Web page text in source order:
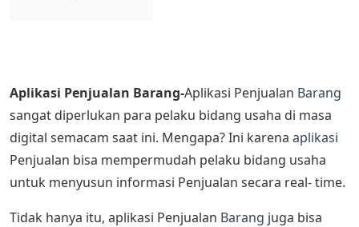
Aplikasi Penjualan Barang-Aplikasi Penjualan Barang
sangat diperlukan para pelaku bidang usaha di masa
digital semacam saat ini. Mengapa? Ini karena aplikasi
Penjualan bisa mempermudah pelaku bidang usaha
untuk menyusun informasi Penjualan secara real- time.
Tidak hanya itu, aplikasi Penjualan Barang juga bisa